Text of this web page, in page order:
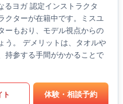
るヨガ 認定インストラクタ
クターが在籍中です。ミスユ
ーもおり、モデル視点からの
う。 デメリットは、タオルや
持参する手間がかかることで
ト 体験・相談予約